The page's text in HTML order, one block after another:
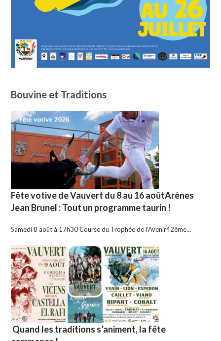
Bouvine et Traditions
Fête votive de Vauvert du 8 au 16 aoûtArènes
Jean Brunel : Tout un programme taurin !
Samedi 8 août à 17h30 Course du Trophée de l’Avenir42ème…
Quand les traditions s’animent, la fête